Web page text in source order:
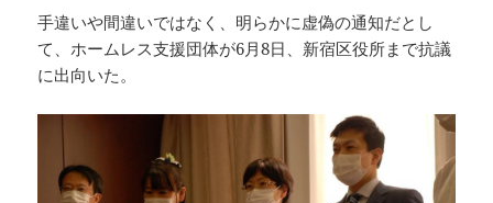
手違いや間違いではなく、明らかに虚偽の通知だとし
て、ホームレス支援団体が6月8日、新宿区役所まで抗議
に出向いた。